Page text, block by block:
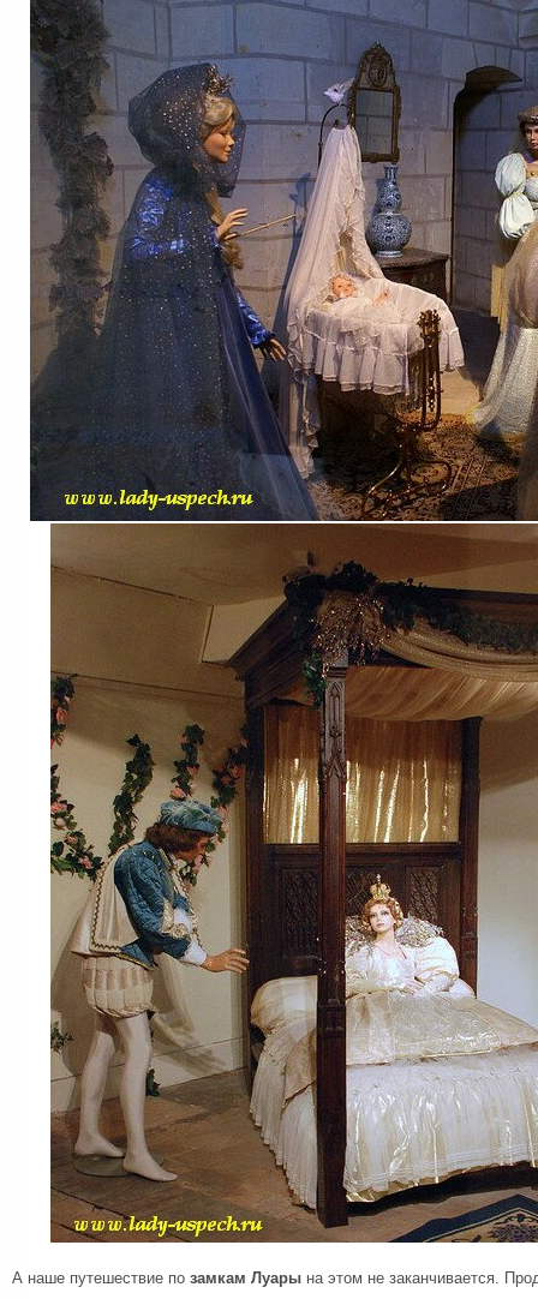
А наше путешествие по замкам Луары на этом не заканчивается.